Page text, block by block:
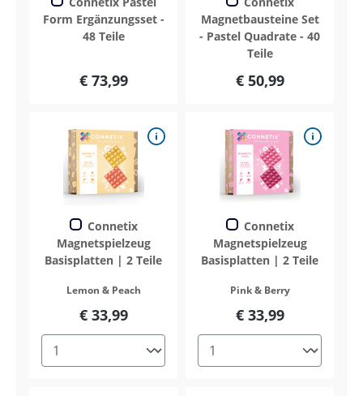
Form Ergänzungsset -
48 Teile
€ 73,99
Magnetbausteine Set
- Pastel Quadrate - 40
Teile
€ 50,99
Connetix
Magnetspielzeug
Basisplatten | 2 Teile
Lemon & Peach
€ 33,99
Connetix
Magnetspielzeug
Basisplatten | 2 Teile
Pink & Berry
€ 33,99